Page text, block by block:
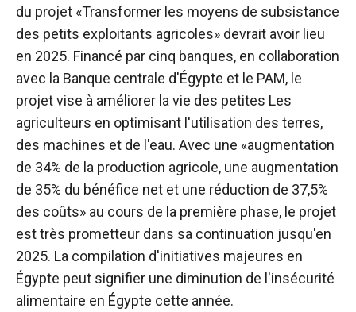
du projet «Transformer les moyens de subsistance
des petits exploitants agricoles» devrait avoir lieu
en 2025. Financé par cinq banques, en collaboration
avec la Banque centrale d'Égypte et le PAM, le
projet vise à améliorer la vie des petites Les
agriculteurs en optimisant l'utilisation des terres,
des machines et de l'eau. Avec une «augmentation
de 34% de la production agricole, une augmentation
de 35% du bénéfice net et une réduction de 37,5%
des coûts» au cours de la première phase, le projet
est très prometteur dans sa continuation jusqu'en
2025. La compilation d'initiatives majeures en
Égypte peut signifier une diminution de l'insécurité
alimentaire en Égypte cette année.